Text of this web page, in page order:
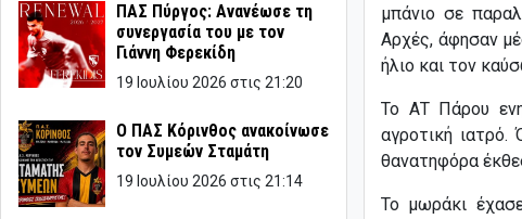
ΠΑΣ Πύργος: Ανανέωσε τη
συνεργασία του με τον
Γιάννη Φερεκίδη
19 Ιουλίου 2026 στις 21:20
Ο ΠΑΣ Κόρινθος ανακοίνωσε
τον Συμεών Σταμάτη
19 Ιουλίου 2026 στις 21:14
μπάνιο σε
Αρχές, άφησαν
ήλιο και τον
Το ΑΤ Πάρου
αγροτική
θανατηφόρα
Το μωράκι